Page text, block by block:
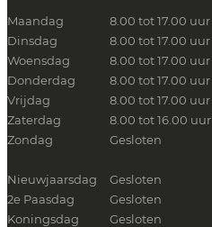
Maandag
8.00 tot 17.00 uur
Dinsdag
8.00 tot 17.00 uur
Woensdag
8.00 tot 17.00 uur
Donderdag
8.00 tot 17.00 uur
Vrijdag
8.00 tot 17.00 uur
Zaterdag
8.00 tot 16.00 uur
Zondag
Gesloten
Nieuwjaarsdag
Gesloten
2e Paasdag
Gesloten
Koningsdag
Gesloten